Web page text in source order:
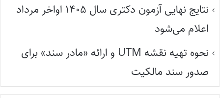
نتایج نهایی آزمون دکتری سال ۱۴۰۵ اواخر مرداد
اعلام می‌شود
نحوه تهیه نقشه UTM و ارائه «مادر سند» برای
صدور سند مالکیت